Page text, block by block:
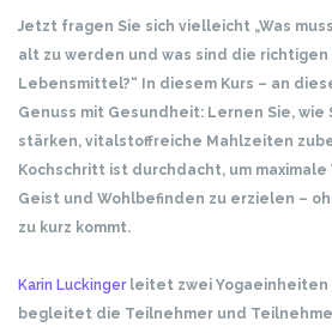
Jetzt fragen Sie sich vielleicht „Was
alt zu werden und was sind die
Lebensmittel?“
In diesem Kurs – an
Genuss mit Gesundheit: Lernen Sie, wie
stärken, vitalstoffreiche Mahlzeiten
Kochschritt ist durchdacht, um maximale
Geist und Wohlbefinden zu erzielen –
zu kurz kommt.
Karin Luckingerleitet zwei Yogaeinheiten
begleitet die Teilnehmer und